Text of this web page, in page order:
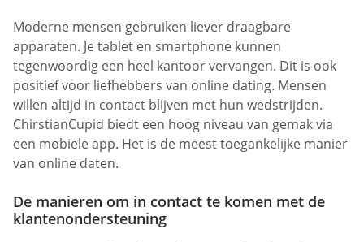
Moderne mensen gebruiken liever draagbare
apparaten. Je tablet en smartphone kunnen
tegenwoordig een heel kantoor vervangen. Dit is ook
positief voor liefhebbers van online dating. Mensen
willen altijd in contact blijven met hun wedstrijden.
ChirstianCupid biedt een hoog niveau van gemak via
een mobiele app. Het is de meest toegankelijke manier
van online daten.
De manieren om in contact te komen met de
klantenondersteuning